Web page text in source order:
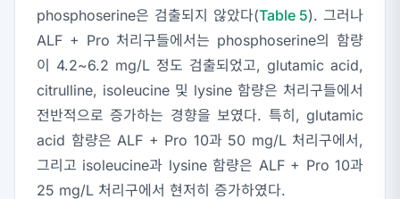
phosphoserine은 검출되지 않았다(Table 5). 그러나
ALF + Pro 처리구들에서는 phosphoserine의 함량
이 4.2~6.2 mg/L 정도 검출되었고, glutamic acid,
citrulline, isoleucine 및 lysine 함량은 처리구들에서
전반적으로 증가하는 경향을 보였다. 특히, glutamic
acid 함량은 ALF + Pro 10과 50 mg/L 처리구에서,
그리고 isoleucine과 lysine 함량은 ALF + Pro 10과
25 mg/L 처리구에서 현저히 증가하였다.